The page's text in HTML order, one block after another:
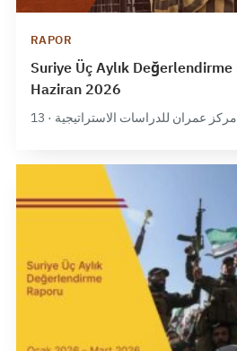
RAPOR
Suriye Üç Aylık
Haziran 2026